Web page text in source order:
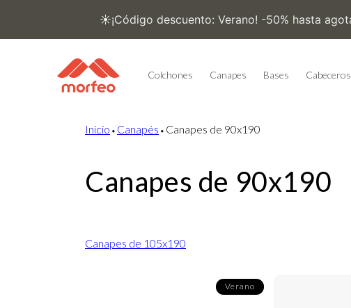
Colchones Canapes Bases Cabeceros
Inicio ⬩ Canapés ⬩ Canapes de 90x190
Canapes de 90x190
Canapes de 105x190
Verano